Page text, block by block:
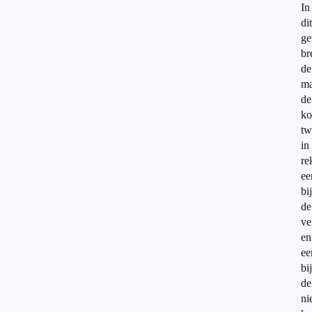
In
dit
de
de
in
bij
de
en
bij
de